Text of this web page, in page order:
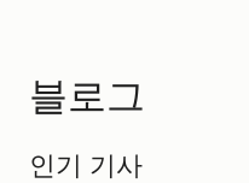
블로그
인기 기사